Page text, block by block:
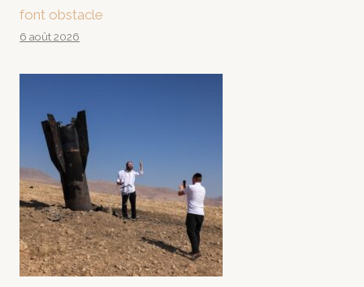
font obstacle
6 août 2026